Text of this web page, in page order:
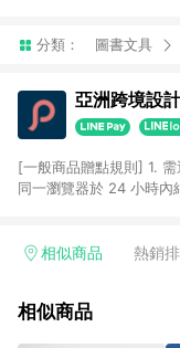
分類： 圖書文具
亞洲跨境設
[一般商品贈點規則] 1.
同一瀏覽器於 24 小時
回饋訂單不得享有
行為，不具贈點資格，部
相似商品 熱銷
相似商品